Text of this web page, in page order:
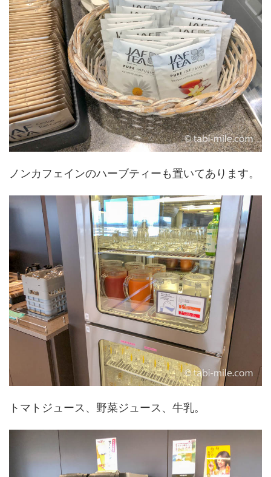
ノンカフェインのハーブティーも置いてあります。
トマトジュース、野菜ジュース、牛乳。